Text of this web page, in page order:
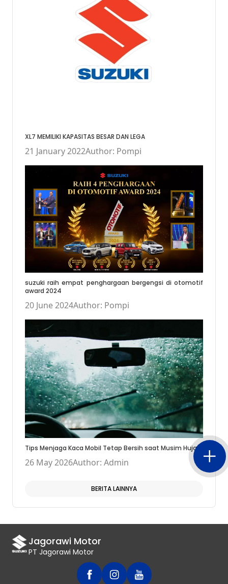
XL7 MEMILIKI KAPASITAS BESAR DAN LEGA
21 January 2022Author: Pompi
suzuki raih empat penghargaan bergengsi di otomotif
award 2024
20 June 2024Author: Pompi
Tips Menjaga Kaca Mobil Tetap Bersih saat Musim Hujan
26 May 2026Author: Admin
BERITA LAINNYA
Jagorawi Motor
PT Jagorawi Motor